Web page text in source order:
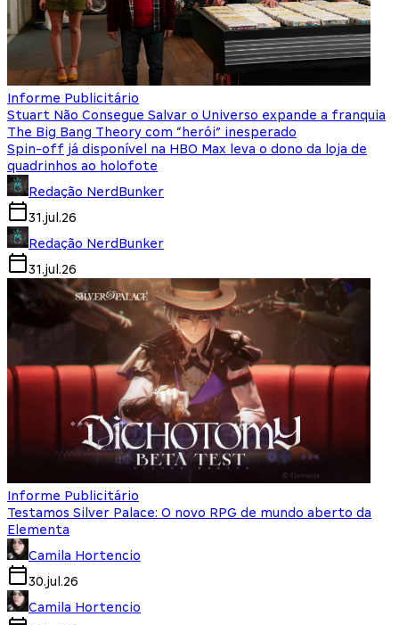
Informe Publicitário
Stuart Não Consegue Salvar o Universo expande a franquia
The Big Bang Theory com “herói” inesperado
Spin-off já disponível na HBO Max leva o dono da loja de
quadrinhos ao holofote
Redação NerdBunker
31.jul.26
Redação NerdBunker
31.jul.26
Informe Publicitário
Testamos Silver Palace: O novo RPG de mundo aberto da
Elementa
Camila Hortencio
30.jul.26
Camila Hortencio